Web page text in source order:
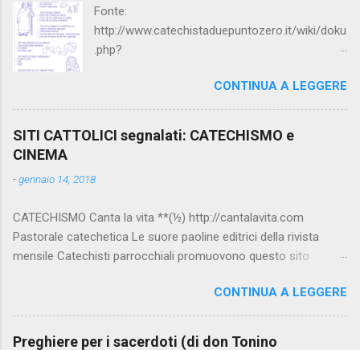
Fonte:
http://www.catechistaduepuntozero.it/wiki/doku
.php?
CONTINUA A LEGGERE
SITI CATTOLICI segnalati: CATECHISMO e
CINEMA
-gennaio 14, 2018
CATECHISMO Canta la vita **(½) http://cantalavita.com
Pastorale catechetica Le suore paoline editrici della rivista
mensile Catechisti parrocchiali promuovono questo sito
www.facebook.com/PaolineGiovanieVangelo/ Carimo **
http://www.carimo.it Contiene i Catechismo della Chiesa
CONTINUA A LEGGERE
Preghiere per i sacerdoti (di don Tonino